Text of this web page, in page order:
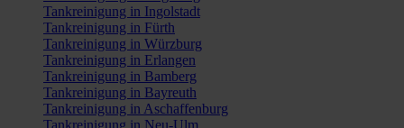
Tankreinigung in Ingolstadt
Tankreinigung in Fürth
Tankreinigung in Würzburg
Tankreinigung in Erlangen
Tankreinigung in Bamberg
Tankreinigung in Bayreuth
Tankreinigung in Aschaffenburg
Tankreinigung in Neu-Ulm